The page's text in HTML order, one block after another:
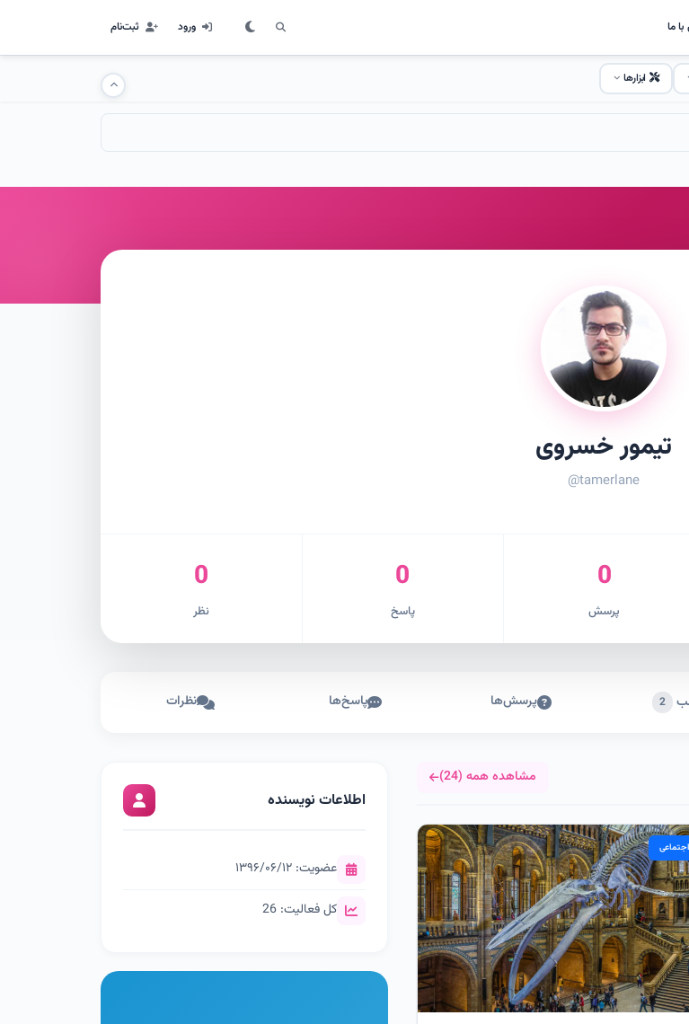
ما ورود ثبت‌نام
ابزارها
تیمور خسروی
@tamerlane
0
پرسش
0
پاسخ
0
نظر
2 پرسش‌ها پاسخ‌ها نظرات
مشاهده همه (24)
اطلاعات نویسنده
عضویت: ۱۳۹۶/۰۶/۱۲
کل فعالیت: 26